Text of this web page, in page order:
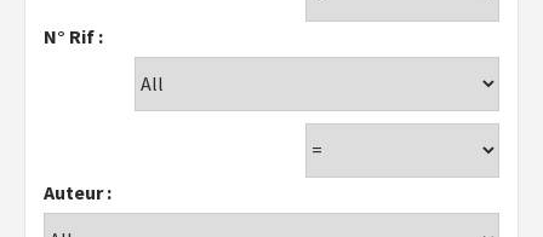
N° Rif :
Auteur :